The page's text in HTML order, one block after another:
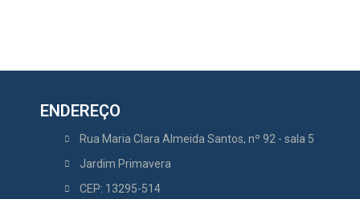
ENDEREÇO
Rua Maria Clara Almeida Santos, nº 92 - sala 5
Jardim Primavera
CEP: 13295-514